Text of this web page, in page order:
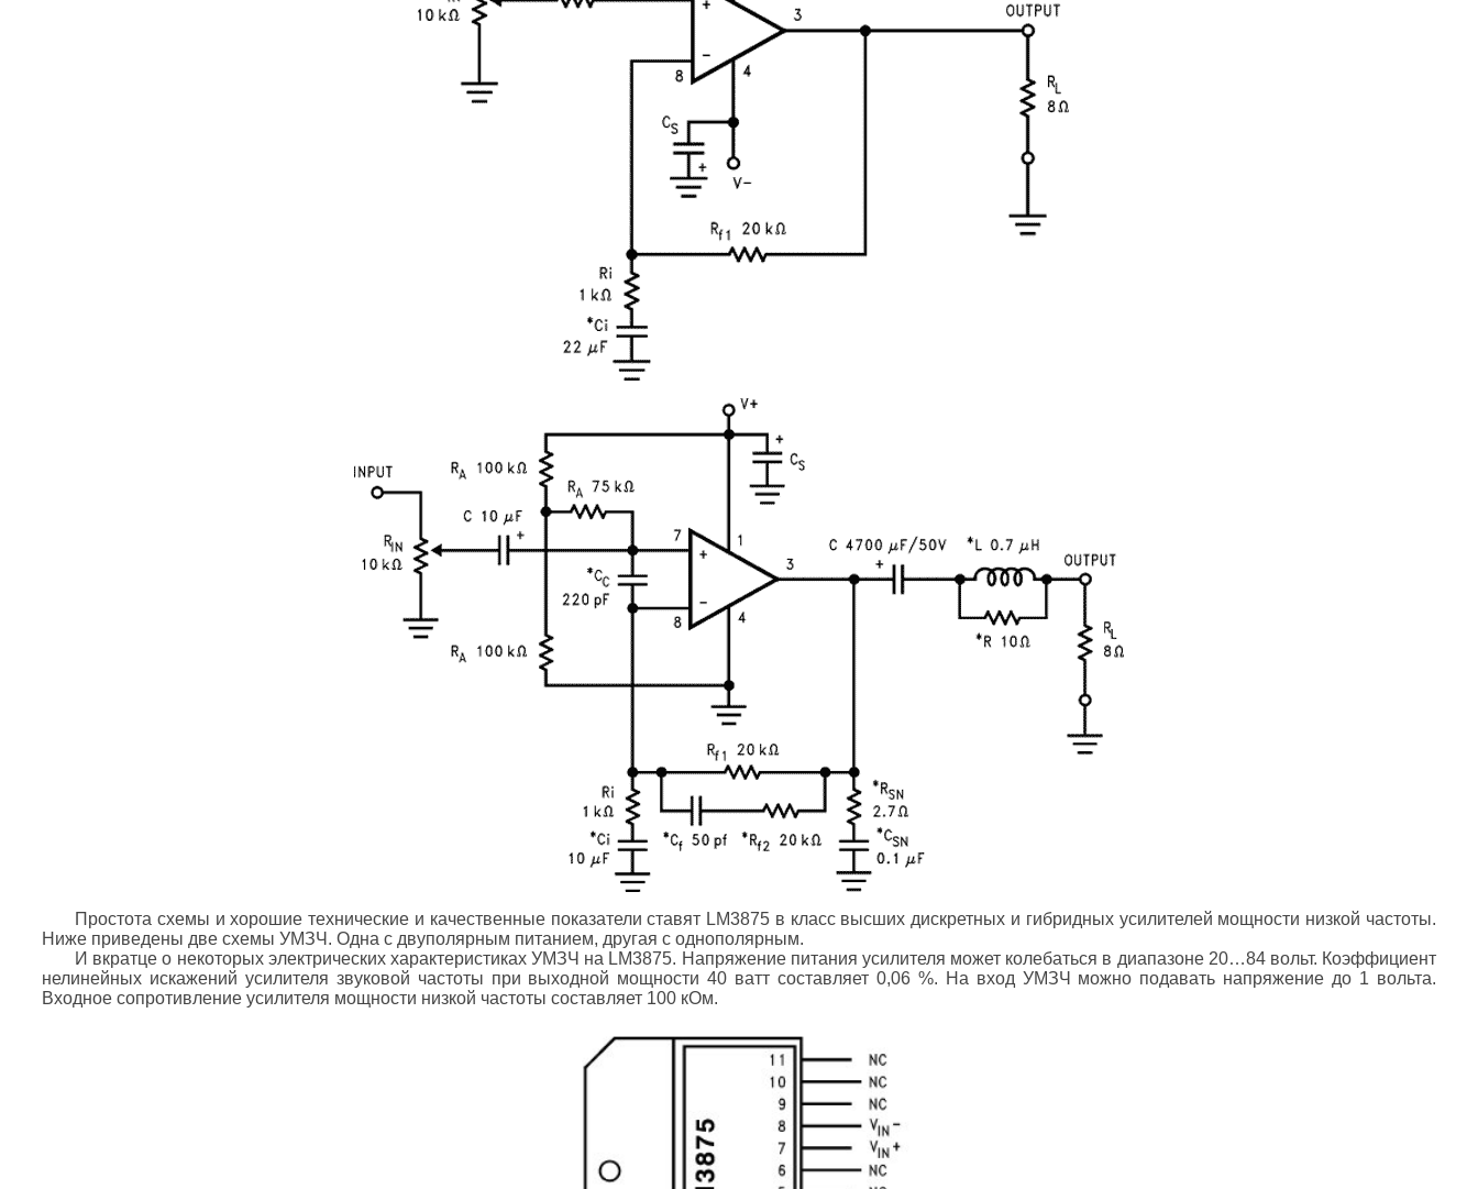
Простота схемы и хорошие технические и качественные показатели ставят LM3875 в класс высших дискретных и гибридных усилителей мощности низкой частоты.
Ниже приведены две схемы УМЗЧ. Одна с двуполярным питанием, другая с однополярным.
И вкратце о некоторых электрических характеристиках УМЗЧ на LM3875. Напряжение питания усилителя может колебаться в диапазоне 20…84 вольт. Коэффициент
нелинейных искажений усилителя звуковой частоты при выходной мощности 40 ватт составляет 0,06 %. На вход УМЗЧ можно подавать напряжение до 1 вольта.
Входное сопротивление усилителя мощности низкой частоты составляет 100 кОм.